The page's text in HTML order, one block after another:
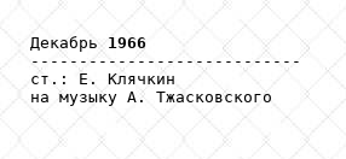
Декабрь 1966
----------------------------
ст.: Е. Клячкин
на музыку А. Тжасковского